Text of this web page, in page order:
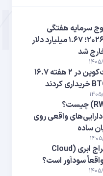
سرمایه هفتگی
بیت‌کوین در ۲۰۲۶؛ ۱.۶۷ میلیارد دلار
شد
نهنگ‌های بیت‌کوین در ۲ هفته ۱۶.۷
آر‌دبلیوای (RWA) چیست؟
واقعی روی
ساده
آموزش استخراج ابری (Cloud